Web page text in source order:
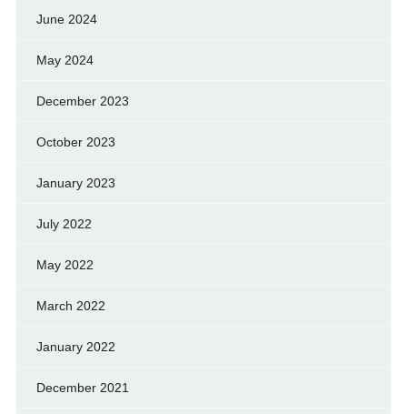
June 2024
May 2024
December 2023
October 2023
January 2023
July 2022
May 2022
March 2022
January 2022
December 2021